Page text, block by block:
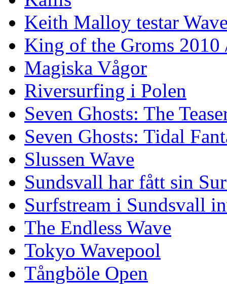
Keith Malloy testar
King of the Groms
Magiska Vågor
Riversurfing i Polen
Seven Ghosts: The
Seven Ghosts: Tidal
Slussen Wave
Sundsvall har fått sin
Surfstream i Sundsvall
The Endless Wave
Tokyo Wavepool
Tångböle Open